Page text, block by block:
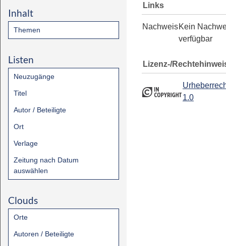
Inhalt
Themen
Listen
Neuzugänge
Titel
Autor / Beteiligte
Ort
Verlage
Zeitung nach Datum
auswählen
Clouds
Orte
Autoren / Beteiligte
Links
NachweisKein
verfügbar
Lizenz-/
1.0